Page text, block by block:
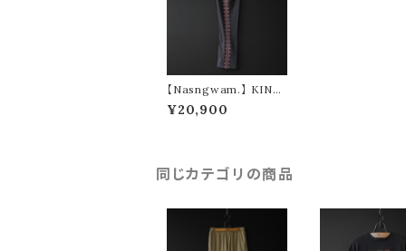
【Nasngwam.】 KING
STON PANTS (charc
oal)
¥20,900
同じカテゴリの商品